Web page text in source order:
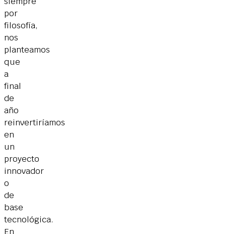
por
filosofía,
nos
planteamos
que
a
final
de
año
reinvertiríamos
en
un
proyecto
innovador
o
de
base
tecnológica.
En